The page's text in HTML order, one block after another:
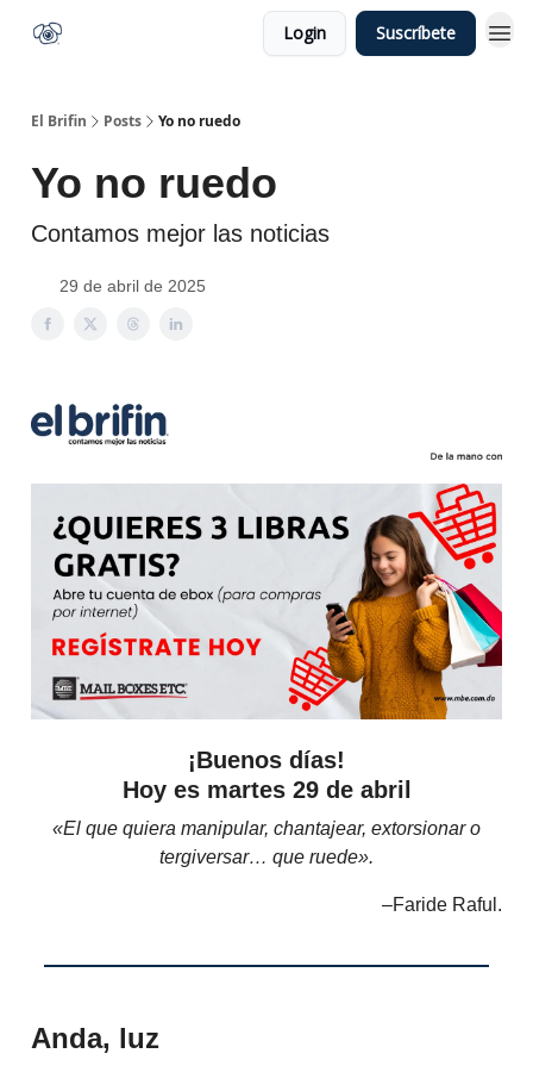
Login Suscríbete
El Brifin Posts Yo no ruedo
Yo no ruedo
Contamos mejor las noticias
29 de abril de 2025
¡Buenos días!
Hoy es martes 29 de abril
«El que quiera manipular, chantajear, extorsionar o
tergiversar… que ruede».
–Faride Raful.
Anda, luz